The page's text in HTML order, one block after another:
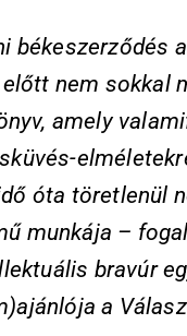
békeszerződés
nem sokkal
amely
óta töretlenül
munkája –
bravúr
a